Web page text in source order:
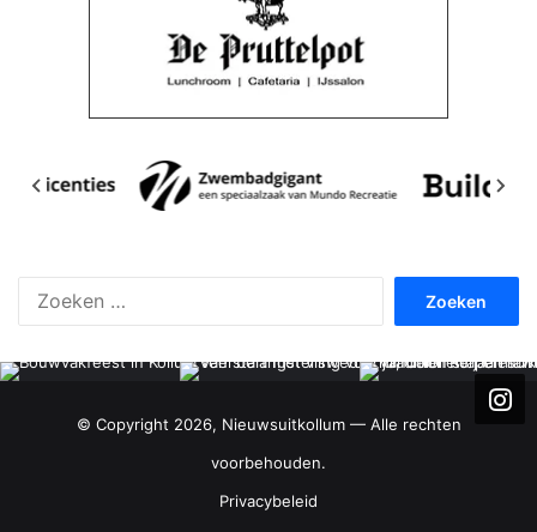
© Copyright 2026, Nieuwsuitkollum — Alle rechten
voorbehouden.
Privacybeleid